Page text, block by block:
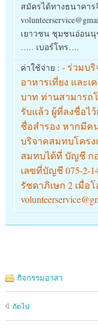
สมัครได้ทางธนาคา
เยาวชน ชุมชนอ่อน
….. เบอร์โทร….
ค่าใช้จ่าย : - ร่วมบ
อาหารเที่ยง และ
บาท ท่านสามารถ
รับแล้ว ผู้ที่ลงชื่อไ
ชื่อสำรอง หากมีค
บริจาคสมทบโคร
สมทบได้ที่ บัญชี ก
เลขที่บัญชี 075-2-
รัชดาภิเษก 2 เมื่อ
กิจกรรมอาสา
ถัดไป